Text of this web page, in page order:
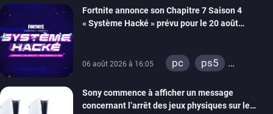
switch 2
Fortnite annonce son Chapitre 7 Saison 4
« Système Hacké » prévu pour le 20 août
06 août 2026 à 16:05 pc
ps5
switch
ios
Sony commence à afficher un message
concernant l’arrêt des jeux physiques sur le